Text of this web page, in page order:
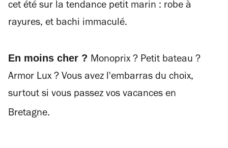
cet été sur la tendance petit marin : robe à
rayures, et bachi immaculé.
En moins cher ? Monoprix ? Petit bateau ?
Armor Lux ? Vous avez l'embarras du choix,
surtout si vous passez vos vacances en
Bretagne.